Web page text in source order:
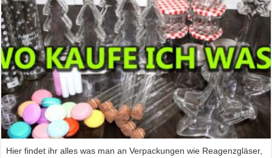
Hier findet ihr alles was man an Verpackungen wie Reagenzgläser,